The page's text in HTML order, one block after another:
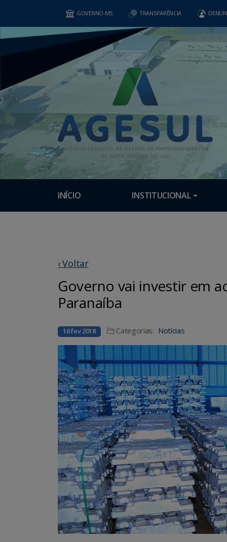
GOVERNO MS TRANSPARÊNCIA
INÍCIO INSTITUCIONAL
‹ Voltar
Governo vai investir em
Paranaíba
16 fev 2018 Categorias: Notícias